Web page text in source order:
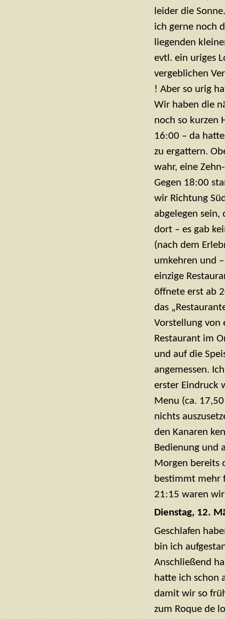
leider die
ich gerne noch
liegenden
evtl. ein uriges
vergeblichen
! Aber so urig
Wir haben die
noch so kurzen
16:00 – da
zu ergattern.
wahr, eine
Gegen 18:00
wir Richtung
abgelegen sein,
dort – es gab
(nach dem
umkehren und
einzige
öffnete erst ab
das
Vorstellung von
Restaurant im
und auf die
angemessen.
erster Eindruck
Menu (ca.
nichts
den Kanaren
Bedienung und
Morgen bereits
bestimmt mehr
21:15 waren
Dienstag, 12.
Geschlafen
bin ich
Anschließend
hatte ich schon
damit wir so
zum Roque de